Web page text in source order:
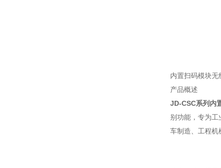
内置扫码模块无
产品概述
JD-CSC系列内
别功能，专为
车制造、工程机